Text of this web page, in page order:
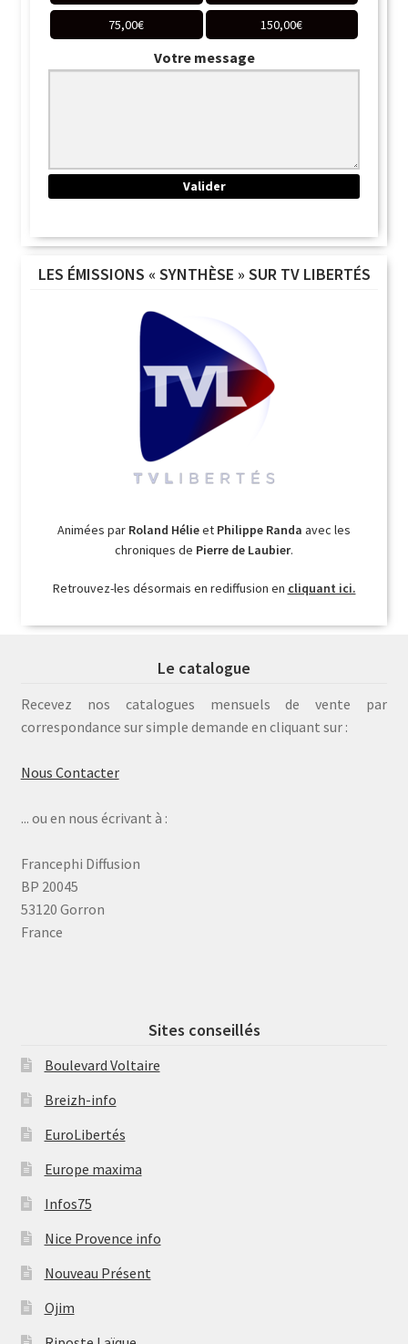
75,00€ 150,00€
Votre message
LES ÉMISSIONS « SYNTHÈSE » SUR TV LIBERTÉS
Animées par Roland Hélieet Philippe Randa avec les
chroniques de Pierre de Laubier.
Retrouvez-les désormais en rediffusion en cliquant ici.
Le catalogue
Recevez nos catalogues mensuels de vente par
correspondance sur simple demande en cliquant sur :
Nous Contacter
... ou en nous écrivant à :
Francephi Diffusion
BP 20045
53120 Gorron
France
Sites conseillés
Boulevard Voltaire
Breizh-info
EuroLibertés
Europe maxima
Infos75
Nice Provence info
Nouveau Présent
Ojim